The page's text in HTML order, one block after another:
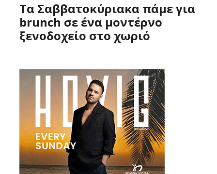
Τα Σαββατοκύριακα πάμε για
brunch σε ένα μοντέρνο
ξενοδοχείο στο χωριό